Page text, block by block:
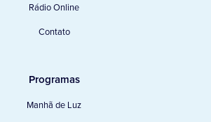
Rádio Online
Contato
Programas
Manhã de Luz